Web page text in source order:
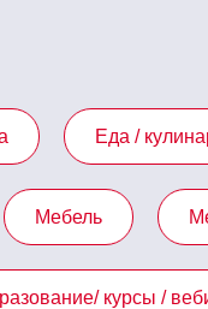
Еда /
Мебель
курсы /